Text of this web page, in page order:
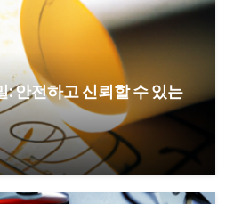
: 안전하고 신뢰할 수 있는